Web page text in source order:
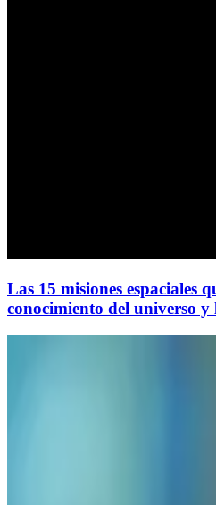
Las 15 misiones espaciales
conocimiento del universo y